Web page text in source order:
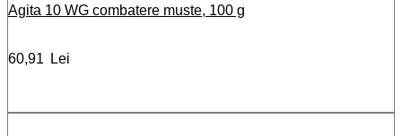
Agita 10 WG combatere muste, 100 g
60,91 Lei